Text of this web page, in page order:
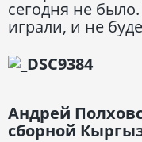
сегодня не
играли, и не
Андрей
сборной